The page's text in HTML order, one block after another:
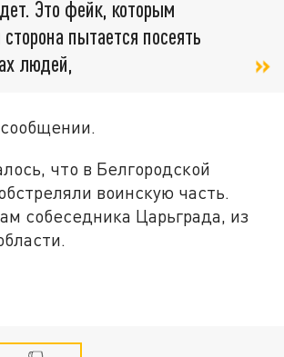
Это фейк, которым
пытается посеять
людей,
что в Белгородской
воинскую часть.
собеседника Царьграда, из